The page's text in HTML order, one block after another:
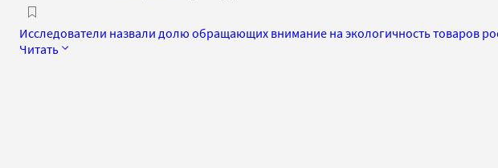
Исследователи назвали долю обращающих внимание на экологичность товаров
Читать